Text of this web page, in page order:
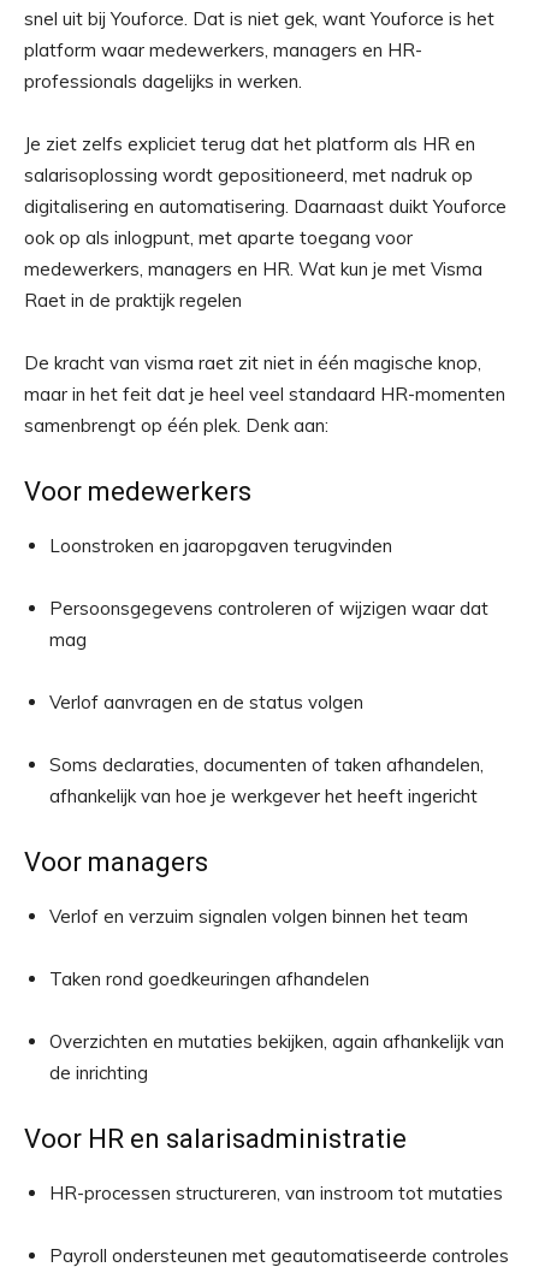
snel uit bij Youforce. Dat is niet gek, want Youforce is het
platform waar medewerkers, managers en HR-
professionals dagelijks in werken.
Je ziet zelfs expliciet terug dat het platform als HR en
salarisoplossing wordt gepositioneerd, met nadruk op
digitalisering en automatisering. Daarnaast duikt Youforce
ook op als inlogpunt, met aparte toegang voor
medewerkers, managers en HR. Wat kun je met Visma
Raet in de praktijk regelen
De kracht van visma raet zit niet in één magische knop,
maar in het feit dat je heel veel standaard HR-momenten
samenbrengt op één plek. Denk aan:
Voor medewerkers
Loonstroken en jaaropgaven terugvinden
Persoonsgegevens controleren of wijzigen waar dat
mag
Verlof aanvragen en de status volgen
Soms declaraties, documenten of taken afhandelen,
afhankelijk van hoe je werkgever het heeft ingericht
Voor managers
Verlof en verzuim signalen volgen binnen het team
Taken rond goedkeuringen afhandelen
Overzichten en mutaties bekijken, again afhankelijk van
de inrichting
Voor HR en salarisadministratie
HR-processen structureren, van instroom tot mutaties
Payroll ondersteunen met geautomatiseerde controles